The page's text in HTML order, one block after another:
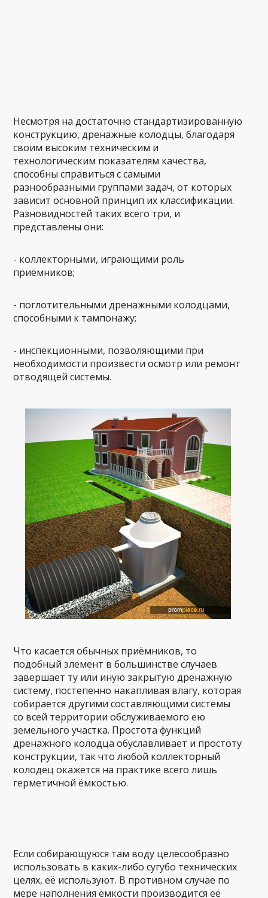
Несмотря на достаточно стандартизированную
конструкцию, дренажные колодцы, благодаря
своим высоким техническим и
технологическим показателям качества,
способны справиться с самыми
разнообразными группами задач, от которых
зависит основной принцип их классификации.
Разновидностей таких всего три, и
представлены они:
- коллекторными, играющими роль
приёмников;
- поглотительными дренажными колодцами,
способными к тампонажу;
- инспекционными, позволяющими при
необходимости произвести осмотр или ремонт
отводящей системы.
Что касается обычных приёмников, то
подобный элемент в большинстве случаев
завершает ту или иную закрытую дренажную
систему, постепенно накапливая влагу, которая
собирается другими составляющими системы
со всей территории обслуживаемого ею
земельного участка. Простота функций
дренажного колодца обуславливает и простоту
конструкции, так что любой коллекторный
колодец окажется на практике всего лишь
герметичной ёмкостью.
Если собирающуюся там воду целесообразно
использовать в каких-либо сугубо технических
целях, её используют. В противном случае по
мере наполнения ёмкости производится её